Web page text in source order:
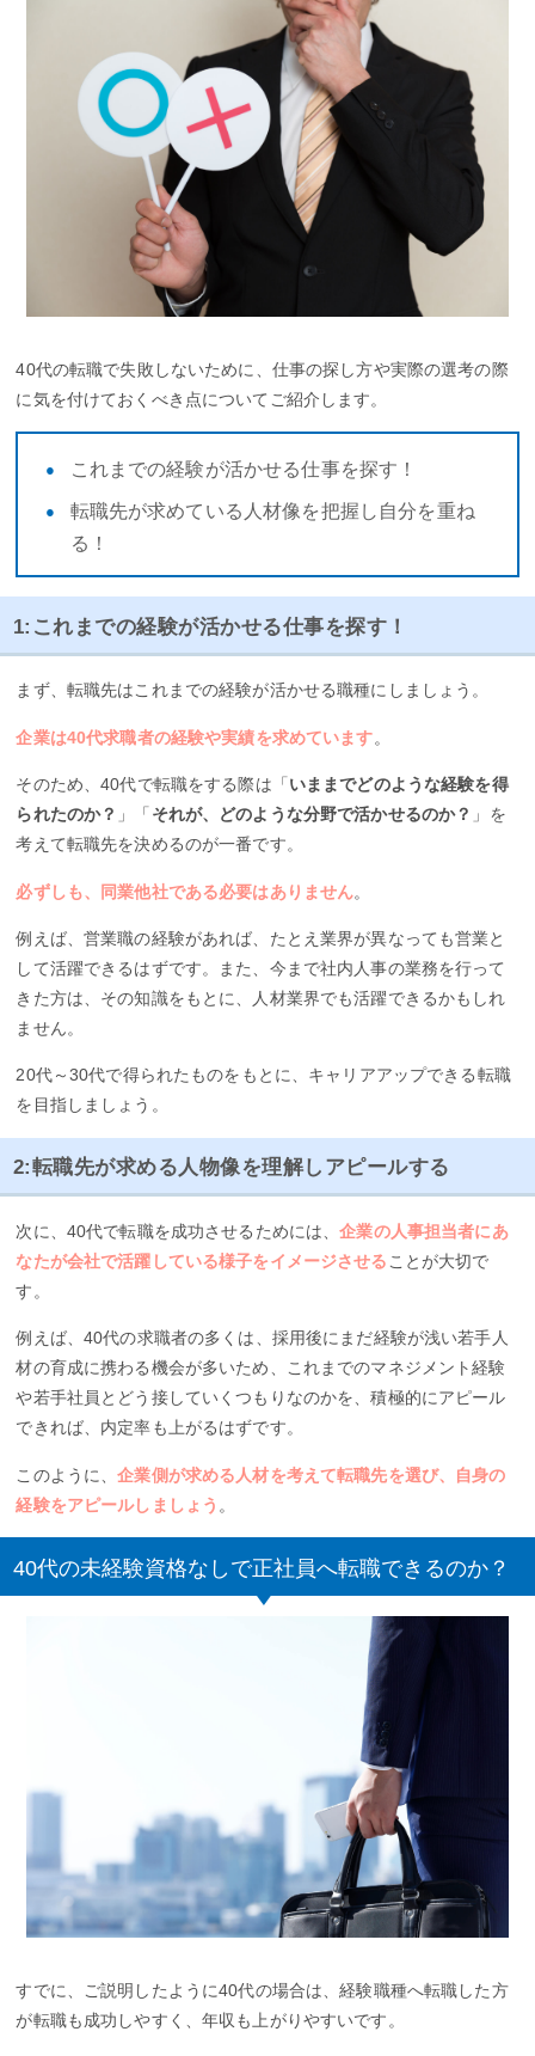
40代の転職で失敗しないために、仕事の探し方や実際の選考の際
に気を付けておくべき点についてご紹介します。
これまでの経験が活かせる仕事を探す！
転職先が求めている人材像を把握し自分を重ね
る！
1:これまでの経験が活かせる仕事を探す！
まず、転職先はこれまでの経験が活かせる職種にしましょう。
企業は40代求職者の経験や実績を求めています。
そのため、40代で転職をする際は「 いままでどのような経験を得
られたのか？ 」「 それが、どのような分野で活かせるのか？ 」を
考えて転職先を決めるのが一番です。
必ずしも、同業他社である必要はありません。
例えば、営業職の経験があれば、たとえ業界が異なっても営業と
して活躍できるはずです。また、今まで社内人事の業務を行って
きた方は、その知識をもとに、人材業界でも活躍できるかもしれ
ません。
20代～30代で得られたものをもとに、キャリアアップできる転職
を目指しましょう。
2:転職先が求める人物像を理解しアピールする
次に、40代で転職を成功させるためには、企業の人事担当者にあ
なたが会社で活躍している様子をイメージさせる ことが大切で
す。
例えば、40代の求職者の多くは、採用後にまだ経験が浅い若手人
材の育成に携わる機会が多いため、これまでのマネジメント経験
や若手社員とどう接していくつもりなのかを、積極的にアピール
できれば、内定率も上がるはずです。
このように、企業側が求める人材を考えて転職先を選び、自身の
経験をアピールしましょう 。
40代の未経験資格なしで正社員へ転職できるのか？
すでに、ご説明したように40代の場合は、経験職種へ転職した方
が転職も成功しやすく、年収も上がりやすいです。